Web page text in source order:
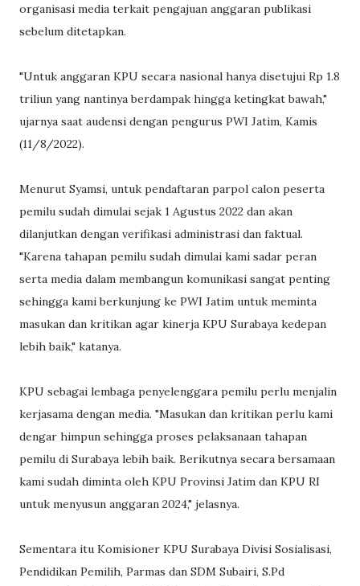
organisasi media terkait pengajuan anggaran publikasi
sebelum ditetapkan.
"Untuk anggaran KPU secara nasional hanya disetujui Rp 1.8
triliun yang nantinya berdampak hingga ketingkat bawah,"
ujarnya saat audensi dengan pengurus PWI Jatim, Kamis
(11/8/2022).
Menurut Syamsi, untuk pendaftaran parpol calon peserta
pemilu sudah dimulai sejak 1 Agustus 2022 dan akan
dilanjutkan dengan verifikasi administrasi dan faktual.
"Karena tahapan pemilu sudah dimulai kami sadar peran
serta media dalam membangun komunikasi sangat penting
sehingga kami berkunjung ke PWI Jatim untuk meminta
masukan dan kritikan agar kinerja KPU Surabaya kedepan
lebih baik," katanya.
KPU sebagai lembaga penyelenggara pemilu perlu menjalin
kerjasama dengan media. "Masukan dan kritikan perlu kami
dengar himpun sehingga proses pelaksanaan tahapan
pemilu di Surabaya lebih baik. Berikutnya secara bersamaan
kami sudah diminta oleh KPU Provinsi Jatim dan KPU RI
untuk menyusun anggaran 2024," jelasnya.
Sementara itu Komisioner KPU Surabaya Divisi Sosialisasi,
Pendidikan Pemilih, Parmas dan SDM Subairi, S.Pd